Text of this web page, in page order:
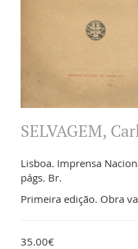
SELVAGEM,
Lisboa. Imprensa
págs. Br.
Primeira edição. Obra
35.00€